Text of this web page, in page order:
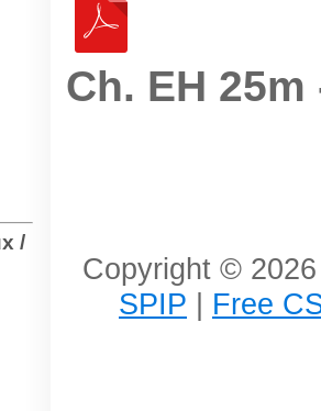
/
Ch. EH
Copyright ©
SPIP | Free